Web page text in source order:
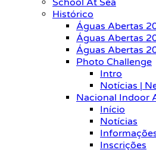
School At Sea
Histórico
Águas Abertas
Águas Abertas
Águas Abertas
Photo Challenge
Intro
Notícias |
Nacional Indoor
Início
Notícias
Inscrições